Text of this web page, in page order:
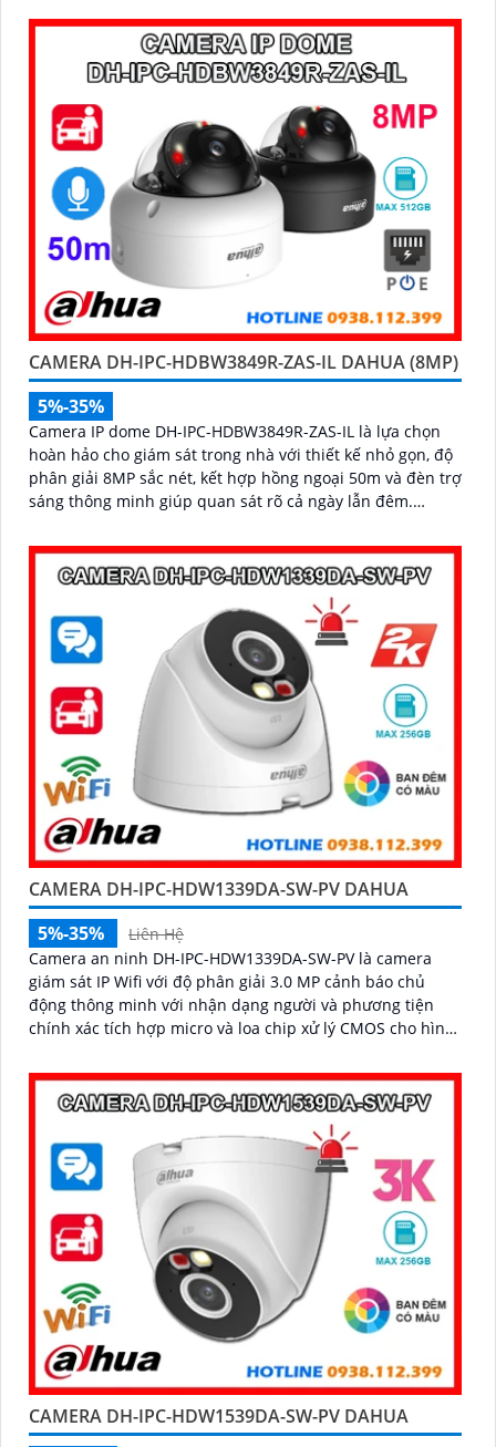
nghệ AI phát hiện chính xác người và xe, camera đáp ứng
tối đa nhu cầu giám sát chuyên nghiệp hỗ trợ PoE giúp
lắp đặt dễ dàng
CAMERA DH-IPC-HDBW3849R-ZAS-IL DAHUA (8MP)
5%-35%
Camera IP dome DH-IPC-HDBW3849R-ZAS-IL là lựa chọn
hoàn hảo cho giám sát trong nhà với thiết kế nhỏ gọn, độ
phân giải 8MP sắc nét, kết hợp hồng ngoại 50m và đèn trợ
sáng thông minh giúp quan sát rõ cả ngày lẫn đêm.
512GB và công nghệ phân biệt người và phương tiện,
nâng cao độ chính xác trong cảnh báo, hỗ trợ POE tiện lợi
CAMERA DH-IPC-HDW1339DA-SW-PV DAHUA
5%-35%
Liên Hệ
Camera an ninh DH-IPC-HDW1339DA-SW-PV là camera
giám sát IP Wifi với độ phân giải 3.0 MP cảnh báo chủ
động thông minh với nhận dạng người và phương tiện
chính xác tích hợp micro và loa chip xử lý CMOS cho hình
đêm full color 30m, phù hợp lắp đặt cho gia đình, văn
phòng, cửa hàng,
CAMERA DH-IPC-HDW1539DA-SW-PV DAHUA